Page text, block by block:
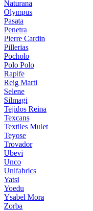
Naturana
Olympus
Pasata
Penetra
Pierre Cardin
Pillerias
Pocholo
Polo Polo
Rapife
Reig Marti
Selene
Silmagi
Tejidos Reina
Texcans
Textiles Mulet
Teyose
Trovador
Ubevi
Unco
Unifabrics
Yatsi
Yoedu
Ysabel Mora
Zorba